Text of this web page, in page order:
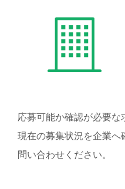
応募可能か確認が必要な
現在の募集状況を企業
問い合わせください。